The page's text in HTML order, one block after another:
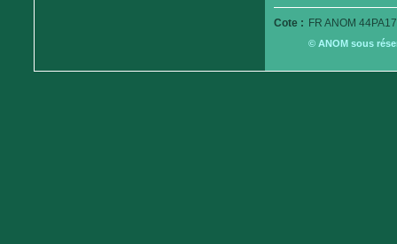
Cote : FR ANOM
© ANOM sous